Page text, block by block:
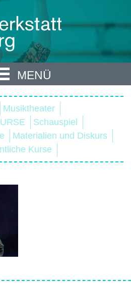
MENÜ
Musiktheater
Schauspiel
Materialien und Diskurs
Kurse